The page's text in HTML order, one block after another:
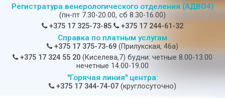
Регистратура венерологического отделения (АДВО4)
(пн-пт 7.30-20.00, сб 8.30-16.00)
+375 17 325-73-85
+375 17 244-61-32
Справка по платным услугам
+375 17 375-73-69 (Прилукская, 46а)
+375 17 324 55 20 (Киселева,7) будни: четные 8.00-13.00
нечетные 14.00-19.00
"Горячая линия" центра:
+375 17 344-74-07 (круглосуточно)